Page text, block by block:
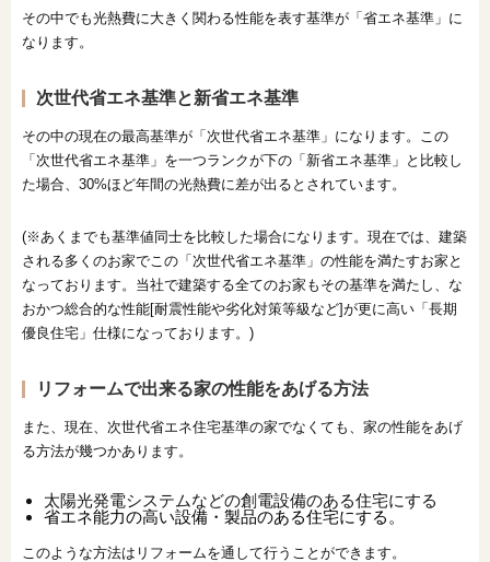
その中でも光熱費に大きく関わる性能を表す基準が「省エネ基準」に
なります。
次世代省エネ基準と新省エネ基準
その中の現在の最高基準が「次世代省エネ基準」になります。この
「次世代省エネ基準」を一つランクが下の「新省エネ基準」と比較し
た場合、30%ほど年間の光熱費に差が出るとされています。
(※あくまでも基準値同士を比較した場合になります。現在では、建築
される多くのお家でこの「次世代省エネ基準」の性能を満たすお家と
なっております。当社で建築する全てのお家もその基準を満たし、な
おかつ総合的な性能[耐震性能や劣化対策等級など]が更に高い「長期
優良住宅」仕様になっております。)
リフォームで出来る家の性能をあげる方法
また、現在、次世代省エネ住宅基準の家でなくても、家の性能をあげ
る方法が幾つかあります。
太陽光発電システムなどの創電設備のある住宅にする
省エネ能力の高い設備・製品のある住宅にする。
このような方法はリフォームを通して行うことができます。